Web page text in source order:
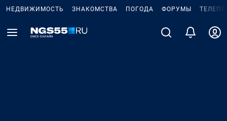
НЕДВИЖИМОСТЬ ЗНАКОМСТВА ПОГОДА ФОРУМЫ